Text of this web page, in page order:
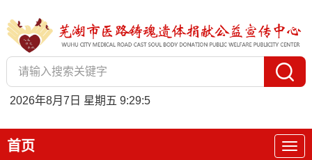
2026年8月7日 星期五 9:29:5
首页